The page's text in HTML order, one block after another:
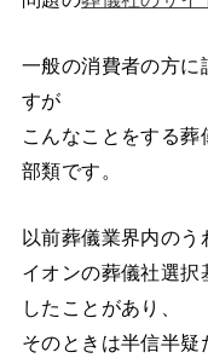
一般の消費者の方に
すが
こんなことをする
部類です。
以前葬儀業界内のう
イオンの葬儀社選択
したことがあり、
そのときは半信半疑